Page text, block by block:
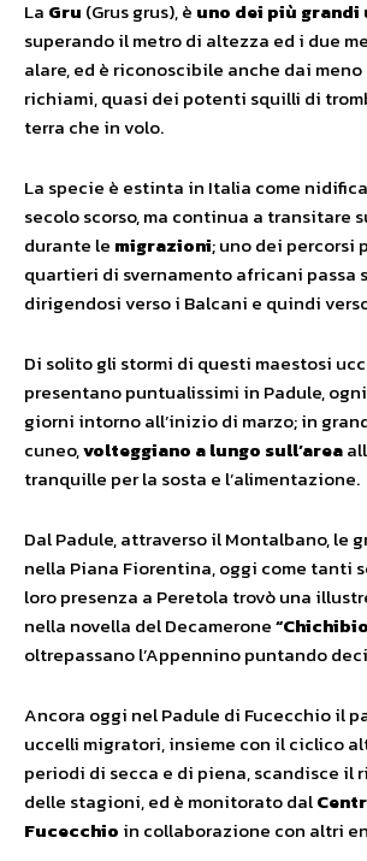
La Gru (Grus grus), è uno dei più
superando il metro di altezza ed i due
alare, ed è riconoscibile anche dai
richiami, quasi dei potenti squilli di
terra che in volo.
La specie è estinta in Italia come
secolo scorso, ma continua a transitare
durante le migrazioni; uno dei percorsi
quartieri di svernamento africani passa
dirigendosi verso i Balcani e quindi
Di solito gli stormi di questi maestosi
presentano puntualissimi in Padule,
giorni intorno all’inizio di marzo; in
cuneo,volteggiano a lungo sull’area
tranquille per la sosta e l’alimentazione.
Dal Padule, attraverso il Montalbano, le
nella Piana Fiorentina, oggi come tanti
loro presenza a Peretola trovò una
nella novella del Decamerone
oltrepassano l’Appennino puntando
Ancora oggi nel Padule di Fucecchio il
uccelli migratori, insieme con il ciclico
periodi di secca e di piena, scandisce il
delle stagioni, ed è monitorato dal
Fucecchio in collaborazione con altri